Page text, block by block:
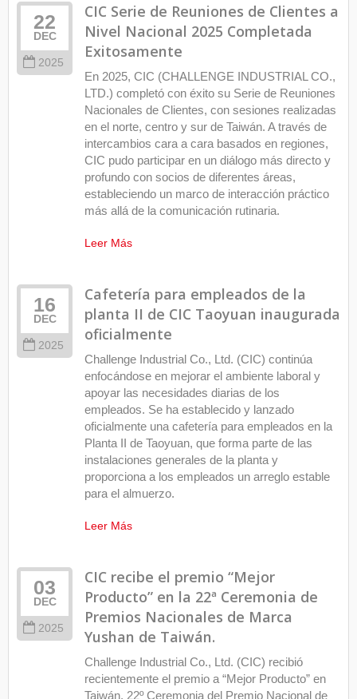
22
DEC
2025
CIC Serie de Reuniones de Clientes a
Nivel Nacional 2025 Completada
Exitosamente
En 2025, CIC (CHALLENGE INDUSTRIAL CO.,
LTD.) completó con éxito su Serie de Reuniones
Nacionales de Clientes, con sesiones realizadas
en el norte, centro y sur de Taiwán. A través de
intercambios cara a cara basados en regiones,
CIC pudo participar en un diálogo más directo y
profundo con socios de diferentes áreas,
estableciendo un marco de interacción práctico
más allá de la comunicación rutinaria.
Leer Más
16
DEC
2025
Cafetería para empleados de la
planta II de CIC Taoyuan inaugurada
oficialmente
Challenge Industrial Co., Ltd. (CIC) continúa
enfocándose en mejorar el ambiente laboral y
apoyar las necesidades diarias de los
empleados. Se ha establecido y lanzado
oficialmente una cafetería para empleados en la
Planta II de Taoyuan, que forma parte de las
instalaciones generales de la planta y
proporciona a los empleados un arreglo estable
para el almuerzo.
Leer Más
03
DEC
2025
CIC recibe el premio “Mejor
Producto” en la 22ª Ceremonia de
Premios Nacionales de Marca
Yushan de Taiwán.
Challenge Industrial Co., Ltd. (CIC) recibió
recientemente el premio a “Mejor Producto” en
Taiwán. 22º Ceremonia del Premio Nacional de